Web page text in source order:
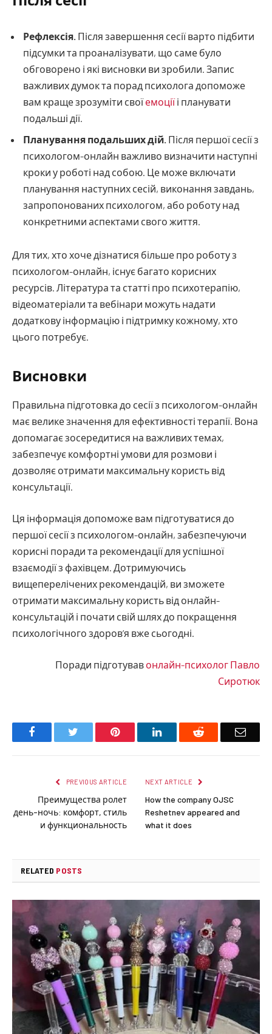
Рефлексія. Після завершення сесії варто підбити
підсумки та проаналізувати, що саме було
обговорено і які висновки ви зробили. Запис
важливих думок та порад психолога допоможе
вам краще зрозуміти своїемоціїі планувати
подальші дії.
Планування подальших дій. Після першої сесії з
психологом-онлайн важливо визначити наступні
кроки у роботі над собою. Це може включати
планування наступних сесій, виконання завдань,
запропонованих психологом, або роботу над
конкретними аспектами свого життя.
Для тих, хто хоче дізнатися більше про роботу з
психологом-онлайн, існує багато корисних
ресурсів. Література та статті про психотерапію,
відеоматеріали та вебінари можуть надати
додаткову інформацію і підтримку кожному, хто
цього потребує.
Висновки
Правильна підготовка до сесії з психологом-онлайн
має велике значення для ефективності терапії. Вона
допомагає зосередитися на важливих темах,
забезпечує комфортні умови для розмови і
дозволяє отримати максимальну користь від
консультації.
Ця інформація допоможе вам підготуватися до
першої сесії з психологом-онлайн, забезпечуючи
корисні поради та рекомендації для успішної
взаємодії з фахівцем. Дотримуючись
вищеперелічених рекомендацій, ви зможете
отримати максимальну користь від онлайн-
консультацій і почати свій шлях до покращення
психологічного здоров’я вже сьогодні.
Поради підготувавонлайн-психолог Павло
Сиротюк
Facebook Pinterest LinkedIn Reddit Email
PREVIOUS ARTICLE
Преимущества ролет
день-ночь: комфорт, стиль
и функциональность
NEXT ARTICLE
How the company OJSC
Reshetnev appeared and
what it does
RELATED POSTS